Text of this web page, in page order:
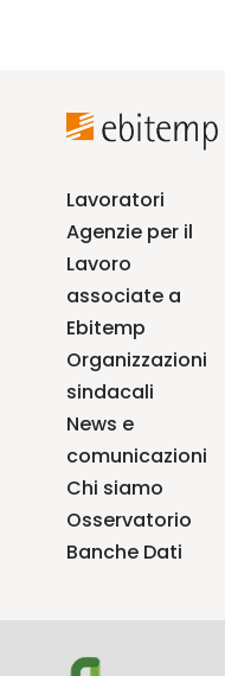
Lavoratori
Agenzie per il
Lavoro
associate a
Ebitemp
Organizzazioni
sindacali
News e
comunicazioni
Chi siamo
Osservatorio
Banche Dati